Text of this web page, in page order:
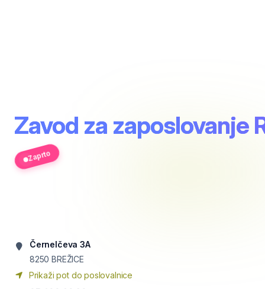
Zavod za zaposlovanje
Zaprto
Černelčeva 3A
8250 BREŽICE
Prikaži pot do poslovalnice